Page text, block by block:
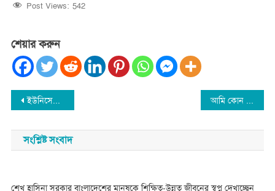
Post Views: 542
শেয়ার করুন
Post
navigation
ইউনিসেফের ‘চ্যাম্পিয়ন অব স্কিল ডেভেলপমেন্ট ফর ইয়ুথ’ সন্মাননা পেলেন প্রধানমন্ত্রী আমি কোন দূর্ণীতি বরদাশত করবনা : বিশ্বনাথের পুরানগাঁও গ্রামে এমপি মোকাব্বির
সংশ্লিষ্ট সংবাদ
শেখ হাসিনা সরকার বাংলাদেশের মানুষকে শিক্ষিত-উন্নত জীবনের স্বপ্ন দেখাচ্ছেন